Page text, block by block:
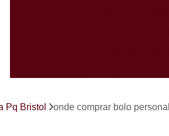
Bolos
Pq Bristol onde comprar bolo